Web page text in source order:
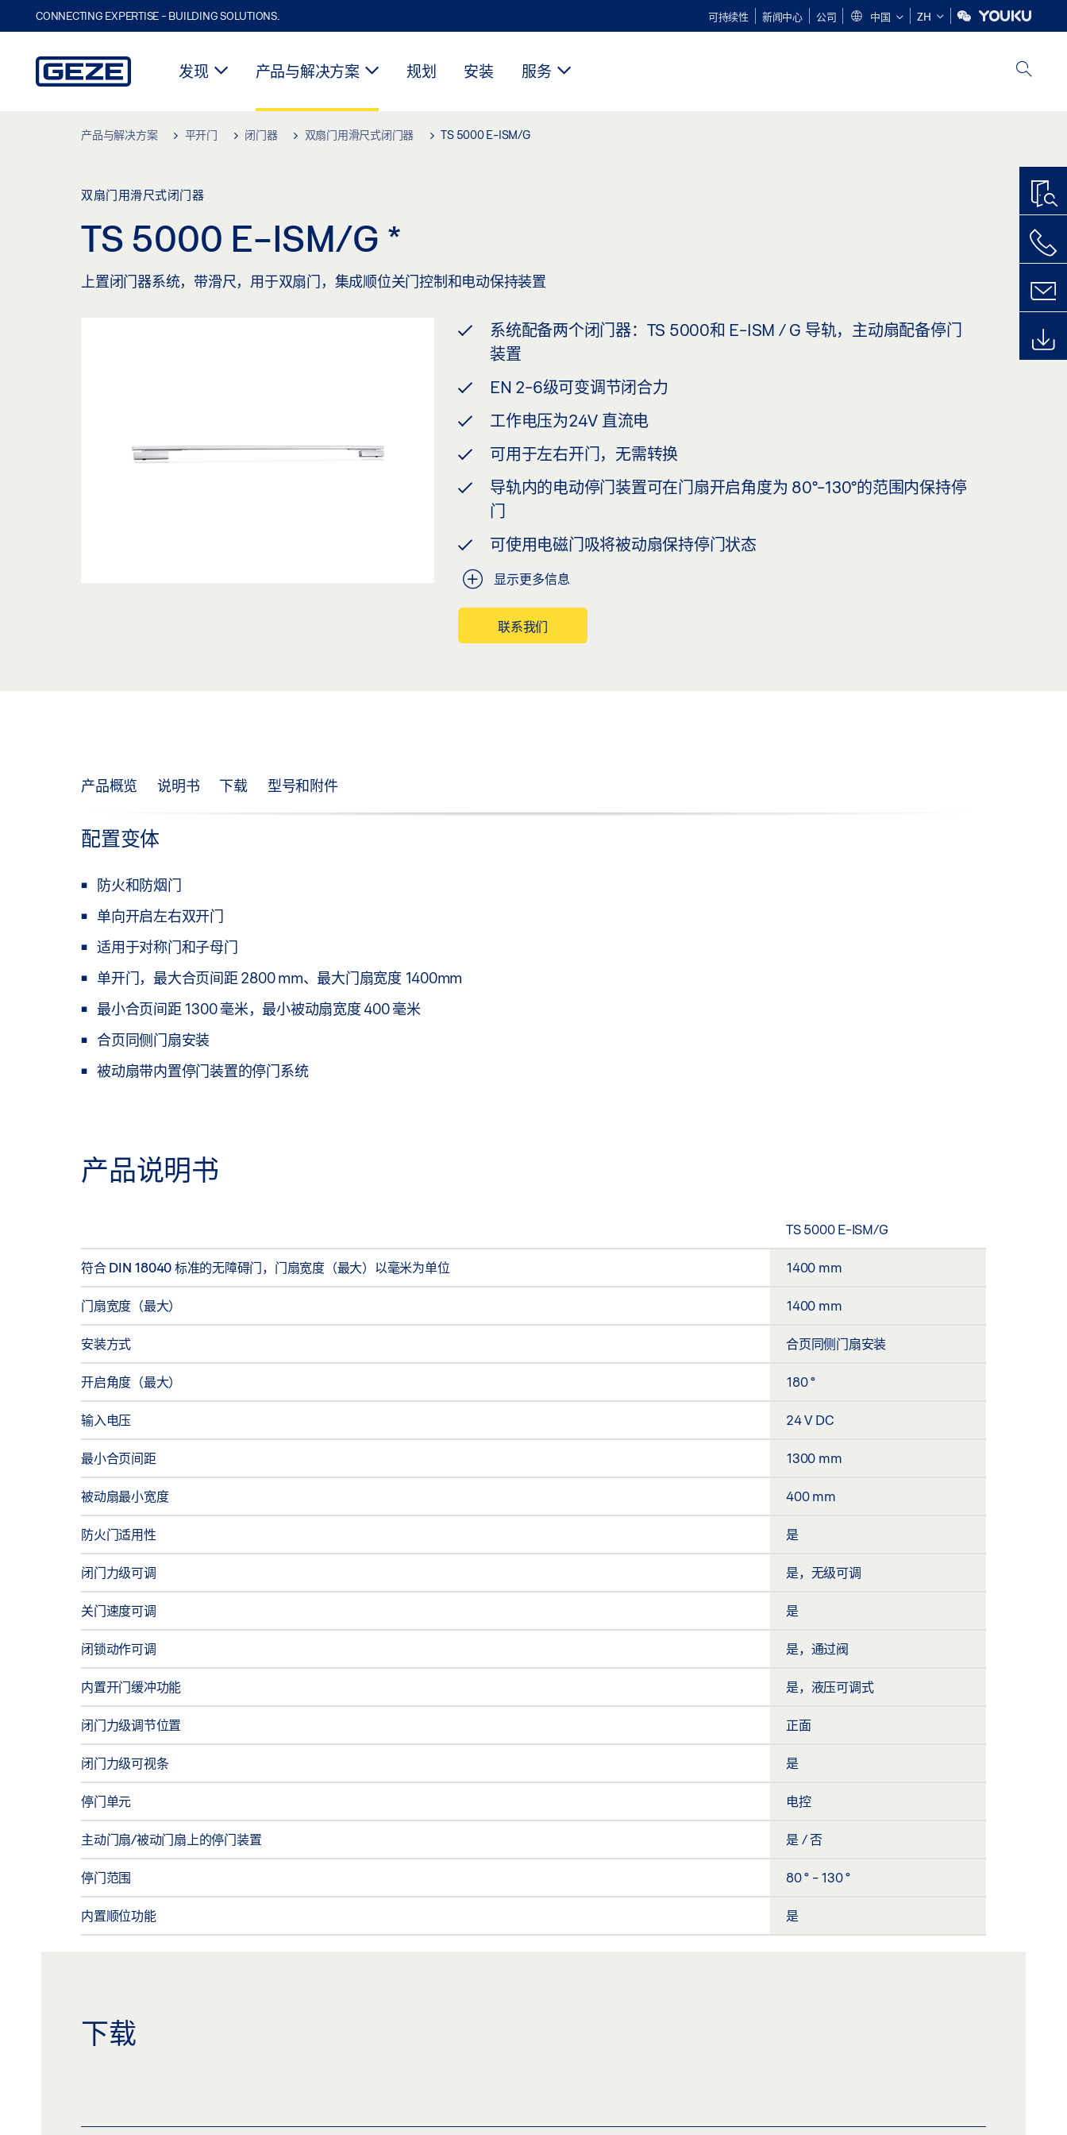
CONNECTING EXPERTISE - BUILDING SOLUTIONS. 可持续性 新闻中心 公司 中国 ZH
发现 产品与解决方案 规划 安装 服务
产品与解决方案 平开门 闭门器 双扇门用滑尺式闭门器 TS 5000 E-ISM/G
双扇门用滑尺式闭门器
TS 5000 E-ISM/G *
上置闭门器系统，带滑尺，用于双扇门，集成顺位关门控制和电动保持装置
系统配备两个闭门器：TS 5000和 E-ISM / G 导轨，主动扇配备停门
装置
EN 2-6级可变调节闭合力
工作电压为24V 直流电
可用于左右开门，无需转换
导轨内的电动停门装置可在门扇开启角度为 80°-130°的范围内保持停
门
可使用电磁门吸将被动扇保持停门状态
显示更多信息
联系我们
产品概览 说明书 下载 型号和附件
配置变体
防火和防烟门
单向开启左右双开门
适用于对称门和子母门
单开门，最大合页间距 2800 mm、最大门扇宽度 1400mm
最小合页间距 1300 毫米，最小被动扇宽度 400 毫米
合页同侧门扇安装
被动扇带内置停门装置的停门系统
产品说明书
TS 5000 E-ISM/G
符合 DIN 18040 标准的无障碍门，门扇宽度（最大）以毫米为单位 1400 mm
门扇宽度（最大） 1400 mm
安装方式 合页同侧门扇安装
开启角度（最大） 180 °
输入电压 24 V DC
最小合页间距 1300 mm
被动扇最小宽度 400 mm
防火门适用性 是
闭门力级可调 是，无级可调
关门速度可调 是
闭锁动作可调 是，通过阀
内置开门缓冲功能 是，液压可调式
闭门力级调节位置 正面
闭门力级可视条 是
停门单元 电控
主动门扇/被动门扇上的停门装置 是 / 否
停门范围 80 ° - 130 °
内置顺位功能 是
下载